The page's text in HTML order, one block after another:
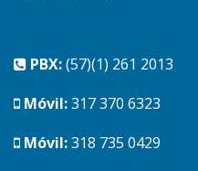
PBX:(57)(1) 261 2013
Móvil:317 370 6323
Móvil:318 735 0429